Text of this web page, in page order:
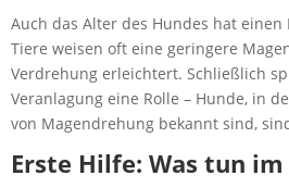
Auch das Alter des Hundes hat einen
Tiere weisen oft eine geringere
Verdrehung erleichtert. Schließlich
Veranlagung eine Rolle – Hunde, in
von Magendrehung bekannt sind,
Erste Hilfe: Was tun